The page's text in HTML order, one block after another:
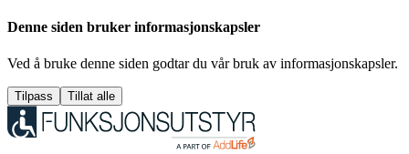
Denne siden bruker informasjonskapsler
Ved å bruke denne siden godtar du vår bruk av informasjonskapsler.
Tilpass Tillat alle